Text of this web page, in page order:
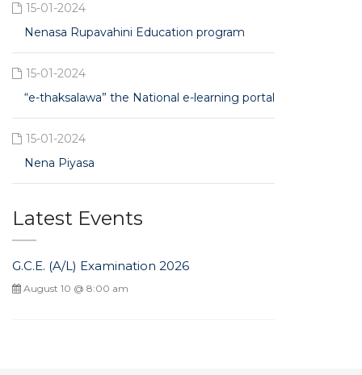
15-01-2024
Nenasa Rupavahini Education program
15-01-2024
“e-thaksalawa” the National e-learning portal
15-01-2024
Nena Piyasa
Latest Events
G.C.E. (A/L) Examination 2026
August 10 @ 8:00 am